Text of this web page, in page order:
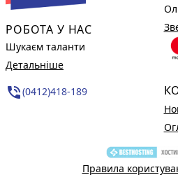
РОБОТА У НАС
Шукаєм таланти
Детальніше
phone_in_talk(0412)418-189
Правила